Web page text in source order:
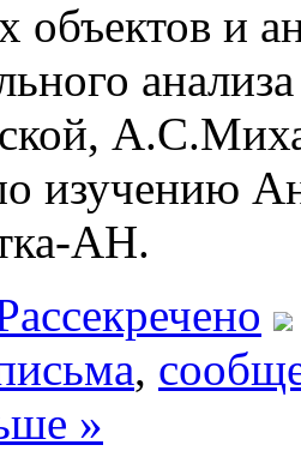
объектов и
изучению
АН.
,
»